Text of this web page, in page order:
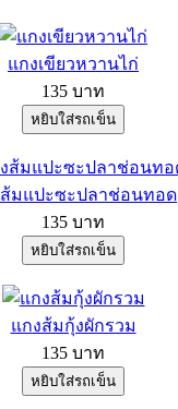
แกงเขียวหวานไก่
135 บาท
มแปะซะปลาช่อนทอด
135 บาท
แกงส้มกุ้งผักรวม
135 บาท